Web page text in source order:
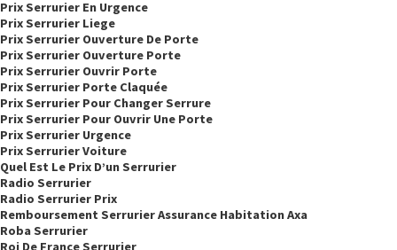
Prix Serrurier En Urgence
Prix Serrurier Liege
Prix Serrurier Ouverture De Porte
Prix Serrurier Ouverture Porte
Prix Serrurier Ouvrir Porte
Prix Serrurier Porte Claquée
Prix Serrurier Pour Changer Serrure
Prix Serrurier Pour Ouvrir Une Porte
Prix Serrurier Urgence
Prix Serrurier Voiture
Quel Est Le Prix D’un Serrurier
Radio Serrurier
Radio Serrurier Prix
Remboursement Serrurier Assurance Habitation Axa
Roba Serrurier